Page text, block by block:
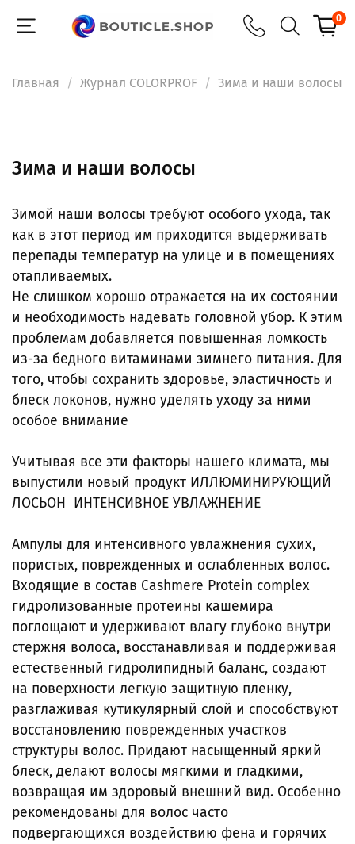
0
Главная Журнал COLORPROF Зима и наши волосы
Зима и наши волосы
Зимой наши волосы требуют особого ухода, так
как в этот период им приходится выдерживать
перепады температур на улице и в помещениях
отапливаемых.
Не слишком хорошо отражается на их состоянии
и необходимость надевать головной убор. К этим
проблемам добавляется повышенная ломкость
из-за бедного витаминами зимнего питания. Для
того, чтобы сохранить здоровье, эластичность и
блеск локонов, нужно уделять уходу за ними
особое внимание
Учитывая все эти факторы нашего климата, мы
выпустили новый продукт ИЛЛЮМИНИРУЮЩИЙ
ЛОСЬОН ИНТЕНСИВНОЕ УВЛАЖНЕНИЕ
Ампулы для интенсивного увлажнения сухих,
пористых, поврежденных и ослабленных волос.
Входящие в состав Cashmere Protein complex
гидролизованные протеины кашемира
поглощают и удерживают влагу глубоко внутри
стержня волоса, восстанавливая и поддерживая
естественный гидролипидный баланс, создают
на поверхности легкую защитную пленку,
разглаживая кутикулярный слой и способствуют
восстановлению поврежденных участков
структуры волос. Придают насыщенный яркий
блеск, делают волосы мягкими и гладкими,
возвращая им здоровый внешний вид. Особенно
рекомендованы для волос часто
подвергающихся воздействию фена и горячих